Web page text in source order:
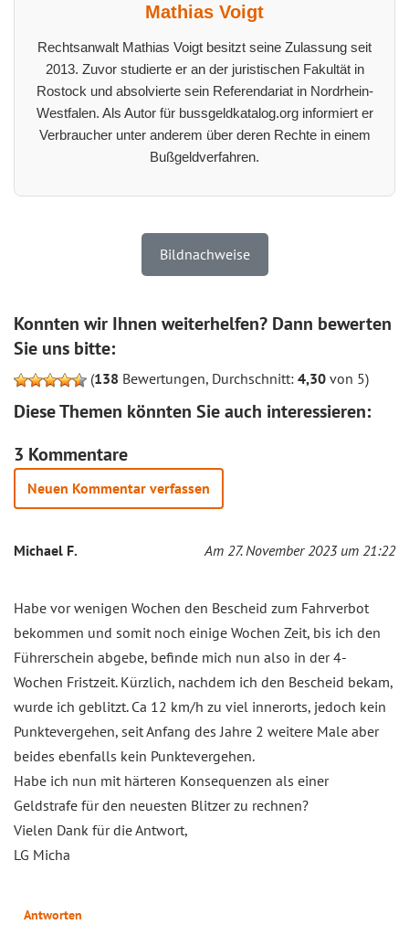
Mathias Voigt
Rechtsanwalt Mathias Voigt besitzt seine Zulassung seit
2013. Zuvor studierte er an der juristischen Fakultät in
Rostock und absolvierte sein Referendariat in Nordrhein-
Westfalen. Als Autor für bussgeldkatalog.org informiert er
Verbraucher unter anderem über deren Rechte in einem
Bußgeldverfahren.
Bildnachweise
Konnten wir Ihnen weiterhelfen? Dann bewerten
Sie uns bitte:
(138 Bewertungen, Durchschnitt: 4,30 von 5)
Diese Themen könnten Sie auch interessieren:
3 Kommentare
Neuen Kommentar verfassen
Michael F. Am 27. November 2023 um 21:22
Habe vor wenigen Wochen den Bescheid zum Fahrverbot
bekommen und somit noch einige Wochen Zeit, bis ich den
Führerschein abgebe, befinde mich nun also in der 4-
Wochen Fristzeit. Kürzlich, nachdem ich den Bescheid bekam,
wurde ich geblitzt. Ca 12 km/h zu viel innerorts, jedoch kein
Punktevergehen, seit Anfang des Jahre 2 weitere Male aber
beides ebenfalls kein Punktevergehen.
Habe ich nun mit härteren Konsequenzen als einer
Geldstrafe für den neuesten Blitzer zu rechnen?
Vielen Dank für die Antwort,
LG Micha
Antworten